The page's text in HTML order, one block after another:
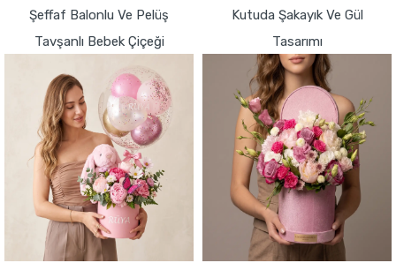
Şeffaf Balonlu Ve Pelüş
Tavşanlı Bebek Çiçeği
Kutuda Şakayık Ve Gül
Tasarımı